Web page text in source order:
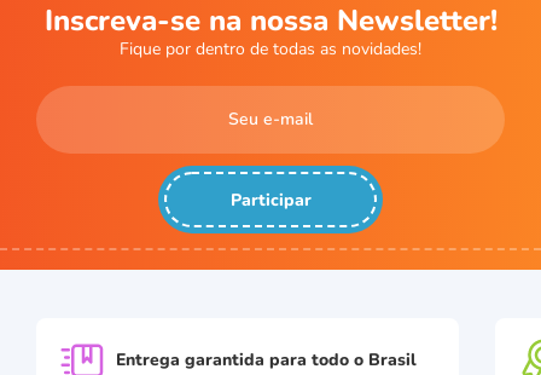
Inscreva-se na nossa Newsletter!
Fique por dentro de todas as novidades!
Participar
Entrega garantida para todo o Brasil